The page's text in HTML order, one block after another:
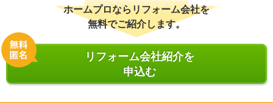
ホームプロならリフォーム会社を
無料でご紹介します。
リフォーム会社紹介を
申込む